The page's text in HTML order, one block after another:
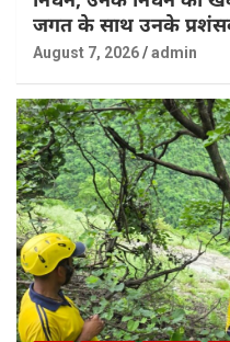
जगत के साथ उनके
August 7, 2026 admin